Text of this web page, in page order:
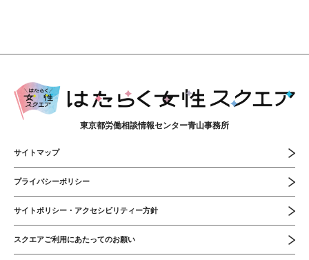
東京都労働相談情報センター青山事務所
サイトマップ
プライバシーポリシー
サイトポリシー・アクセシビリティー方針
スクエアご利用にあたってのお願い